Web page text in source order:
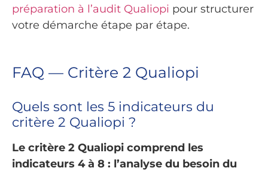
préparation à l’audit Qualiopi pour structurer
votre démarche étape par étape.
FAQ — Critère 2 Qualiopi
Quels sont les 5 indicateurs du
critère 2 Qualiopi ?
Le critère 2 Qualiopi comprend les
indicateurs 4 à 8 : l’analyse du besoin du